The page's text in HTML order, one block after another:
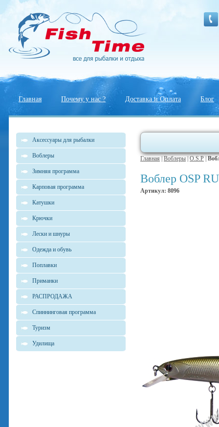
Главная Почему у нас ? Доставка и Оплата Блог
Аксессуары для рыбалки
Воблеры
Зимняя программа
Карповая программа
Катушки
Крючки
Лески и шнуры
Одежда и обувь
Поплавки
Приманки
РАСПРОДАЖА
Спиннинговая программа
Туризм
Удилища
Главная Воблеры O.S.P
Воблер OSP
Артикул: 8096